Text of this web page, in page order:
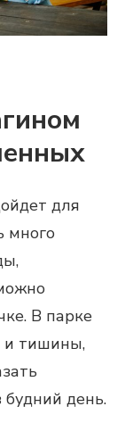
для
много
В парке
и тишины,
день.